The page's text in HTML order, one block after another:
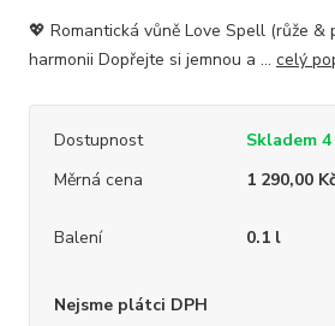
💖 Romantická vůně Love Spell (růže &
harmonii Dopřejte si jemnou a ... celý
Dostupnost
Skladem
Měrná cena
1 290,00
Balení 0.1 l
Nejsme plátci DPH